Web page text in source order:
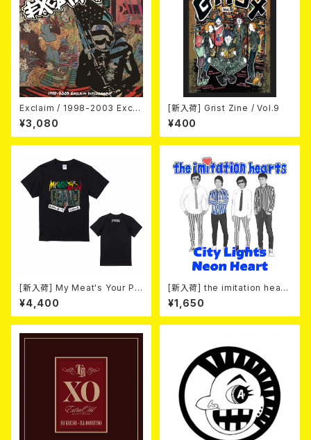
Exclaim / 1998-2003 Excla
im Discography
¥3,080
[新入荷] Grist Zine / Vol.9
¥400
[新入荷] My Meat's Your Po
ison -あんたにゃ毒でもオイラ
にゃ薬- / BLACK T-shirt (S
～XL)
¥4,400
[新入荷] the imitation heart
s / City Lights Neon Heart
(7"EP)
¥1,650